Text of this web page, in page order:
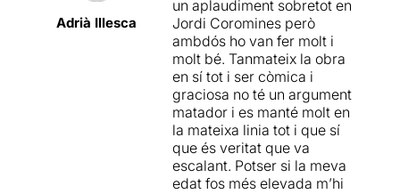
Malgrat que és un text
expressament "comercial" o
millor dit "popular", que no
pretén anar més enllà de
divertir i fer riure, així i tot
destapa temes importants
del nostre dia a dia, com són
els desitjos sexuals
"amagats"que podem tenir
molts de nosaltres,la
gelosia, el sentit de
Adrià Illesca
un aplaudiment sobretot en
Jordi Coromines però
ambdós ho van fer molt i
molt bé. Tanmateix la obra
en sí tot i ser còmica i
graciosa no té un argument
matador i es manté molt en
la mateixa linia tot i que sí
que és veritat que va
escalant. Potser si la meva
edat fos més elevada m’hi